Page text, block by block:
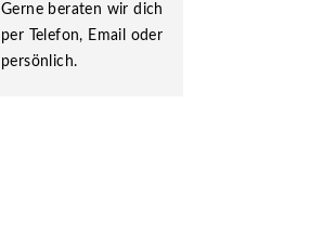
Gerne beraten wir dich
per Telefon, Email oder
persönlich.